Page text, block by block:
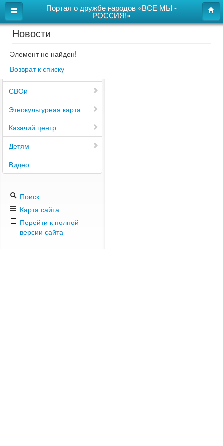
Портал о дружбе народов «ВСЕ МЫ -
РОССИЯ!»
Главная
Дом дружбы народов
Новости
СВОи
Этнокультурная карта
Казачий центр
Детям
Видео
Поиск
Карта сайта
Перейти к полной
версии сайта
Новости
Элемент не найден!
Возврат к списку